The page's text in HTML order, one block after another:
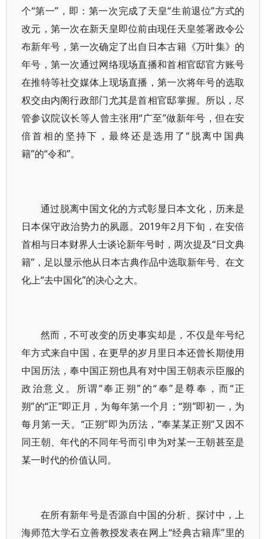
个“第一”，即：第一次完成了天皇“生前退位”方式的
改元，第一次在新天皇即位前由现任天皇签署政令公
布新年号，第一次确定了出自日本古籍《万叶集》的
年号，第一次通过网络现场直播和首相官邸官方账号
在推特等社交媒体上现场直播，第一次将年号的选取
权交由内阁行政部门尤其是首相官邸掌握。所以，尽
管参议院议长等人曾主张用“广至”做新年号，但在安
倍首相的坚持下，最终还是选用了“脱离中国典
籍”的“令和”。
通过脱离中国文化的方式彰显日本文化，历来是
日本保守政治势力的夙愿。2019年2月下旬，在安倍
首相与日本财界人士谈论新年号时，两次提及“日文典
籍”，足以显示他从日本古典作品中选取新年号、在文
化上“去中国化”的决心之大。
然而，不可改变的历史事实却是，不仅是年号纪
年方式来自中国，在更早的岁月里日本还曾长期使用
中国历法，奉中国正朔也具有对中国王朝表示臣服的
政治意义。所谓“奉正朔”的“奉”是尊奉，而“正
朔”的“正”即正月，为每年第一个月；“朔”即初一，为
每月第一天。“正朔”即为历法，“奉某某正朔”又因不
同王朝、年代的不同年号而引申为对某一王朝甚至是
某一时代的价值认同。
在所有新年号是否源自中国的分析、探讨中，上
海师范大学石立善教授发表在网上“经典古籍库”里的